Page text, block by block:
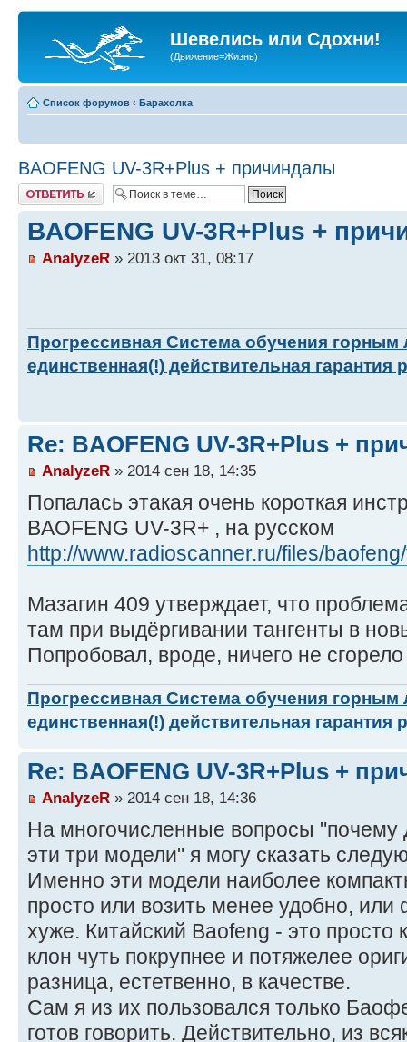
Шевелись или Сдохни!
(Движение=Жизнь)
Список форумов ‹ Барахолка
BAOFENG UV-3R+Plus + причиндалы
Ответить
BAOFENG UV-3R+Plus +
AnalyzeR » 2013 окт 31, 08:17
Прогрессивная Система обучения
единственная(!) действительная гарантия
Re: BAOFENG UV-3R+Plus +
AnalyzeR » 2014 сен 18, 14:35
Попалась этакая очень короткая
BAOFENG UV-3R+ , на русском
http://www.radioscanner.ru/files/
Мазагин 409 утверждает, что
там при выдёргивании тангенты в
Попробовал, вроде, ничего не
Прогрессивная Система обучения
единственная(!) действительная гарантия
Re: BAOFENG UV-3R+Plus +
AnalyzeR » 2014 сен 18, 14:36
На многочисленные вопросы "почему
эти три модели" я могу сказать
Именно эти модели наиболее
просто или возить менее удобно, или
хуже. Китайский Baofeng - это просто
клон чуть покрупнее и потяжелее
разница, естетвенно, в качестве.
Сам я из их пользовался только
готов говорить. Действительно, из